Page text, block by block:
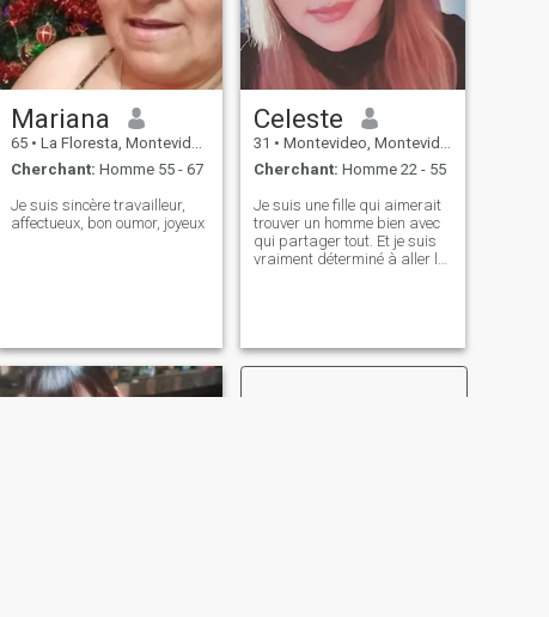
Mariana
65 • La Floresta, Montevideo, Uruguay
Cherchant: Homme 55 - 67
Je suis sincère travailleur,
affectueux, bon oumor, joyeux
Celeste
31 • Montevideo, Montevideo, Uruguay
Cherchant: Homme 22 - 55
Je suis une fille qui aimerait
trouver un homme bien avec
qui partager tout. Et je suis
vraiment déterminé à aller là